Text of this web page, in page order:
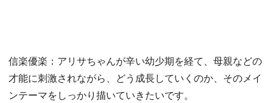
信楽優楽：アリサちゃんが辛い幼少期を経て、母親などの
才能に刺激されながら、どう成長していくのか、そのメイ
ンテーマをしっかり描いていきたいです。